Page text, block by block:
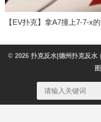
【EV扑克】拿A7撞上7-7-x
© 2026 扑克反水|德州扑克反水
图